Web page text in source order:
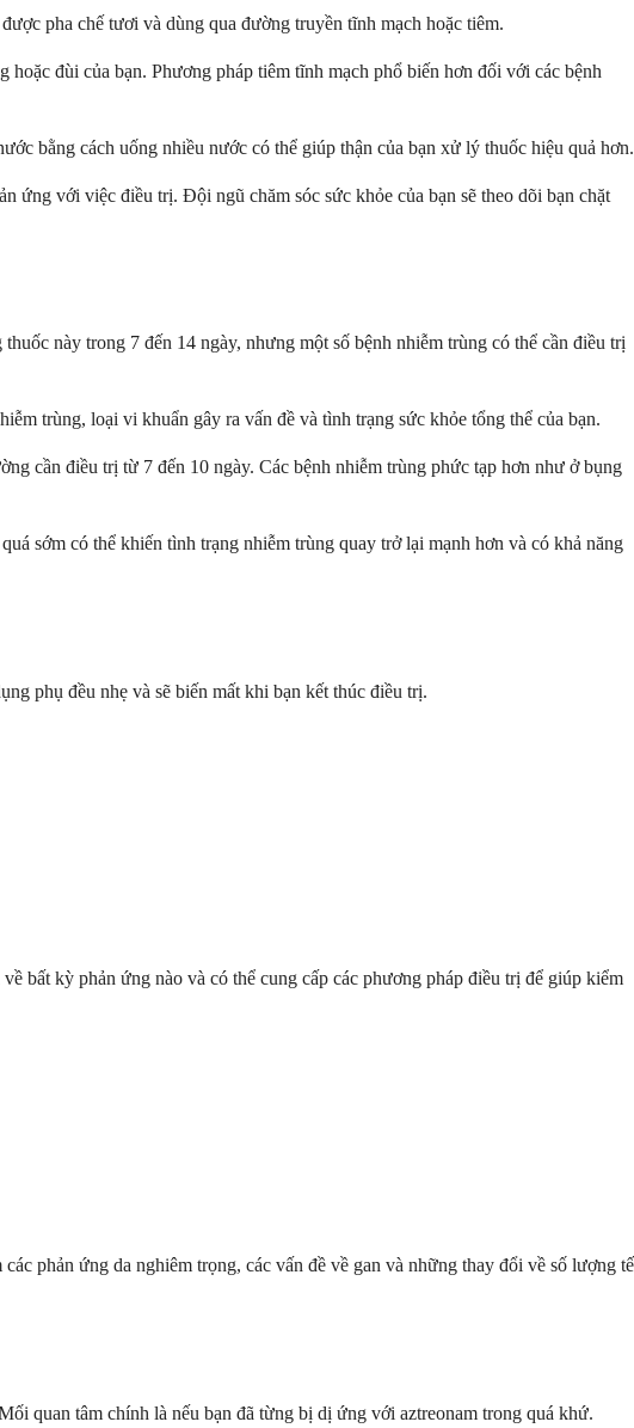
pha chế tươi và dùng qua đường truyền tĩnh mạch hoặc tiêm.
đùi của bạn. Phương pháp tiêm tĩnh mạch phổ biến hơn đối với các bệnh
bằng cách uống nhiều nước có thể giúp thận của bạn xử lý thuốc hiệu quả hơn.
ứng với việc điều trị. Đội ngũ chăm sóc sức khỏe của bạn sẽ theo dõi bạn chặt
này trong 7 đến 14 ngày, nhưng một số bệnh nhiễm trùng có thể cần điều trị
trùng, loại vi khuẩn gây ra vấn đề và tình trạng sức khỏe tổng thể của bạn.
cần điều trị từ 7 đến 10 ngày. Các bệnh nhiễm trùng phức tạp hơn như ở bụng
sớm có thể khiến tình trạng nhiễm trùng quay trở lại mạnh hơn và có khả năng
phụ đều nhẹ và sẽ biến mất khi bạn kết thúc điều trị.
bất kỳ phản ứng nào và có thể cung cấp các phương pháp điều trị để giúp kiểm
phản ứng da nghiêm trọng, các vấn đề về gan và những thay đổi về số lượng tế
quan tâm chính là nếu bạn đã từng bị dị ứng với aztreonam trong quá khứ.